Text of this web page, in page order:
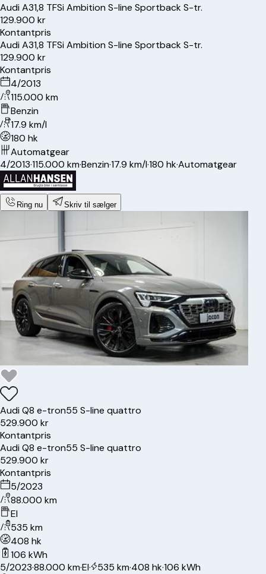
AudiA31,8 TFSi Ambition S-line Sportback S-tr.
129.900 kr
Kontantpris
AudiA31,8 TFSi Ambition S-line Sportback S-tr.
129.900 kr
Kontantpris
4/2013
115.000 km
Benzin
17.9 km/l
180 hk
Automatgear
4/2013·115.000 km·Benzin·17.9 km/l·180 hk·Automatgear
Ring nu Skriv til sælger
AudiQ8 e-tron55 S-line quattro
529.900 kr
Kontantpris
AudiQ8 e-tron55 S-line quattro
529.900 kr
Kontantpris
5/2023
88.000 km
El
535 km
408 hk
106 kWh
5/2023·88.000 km·El· 535 km·408 hk·106 kWh